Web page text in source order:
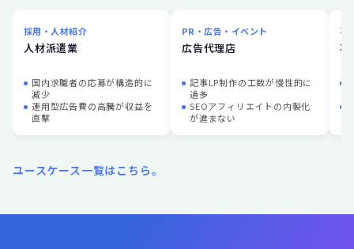
採用・人材紹介
人材派遣業
国内求職者の応募が構造的に
減少
運用型広告費の高騰が収益を
直撃
PR・広告・イベント
広告代理店
記事LP制作の工数が慢性的に
過多
SEOアフィリエイトの内製化
が進まない
不
不
ユースケース一覧はこちら。